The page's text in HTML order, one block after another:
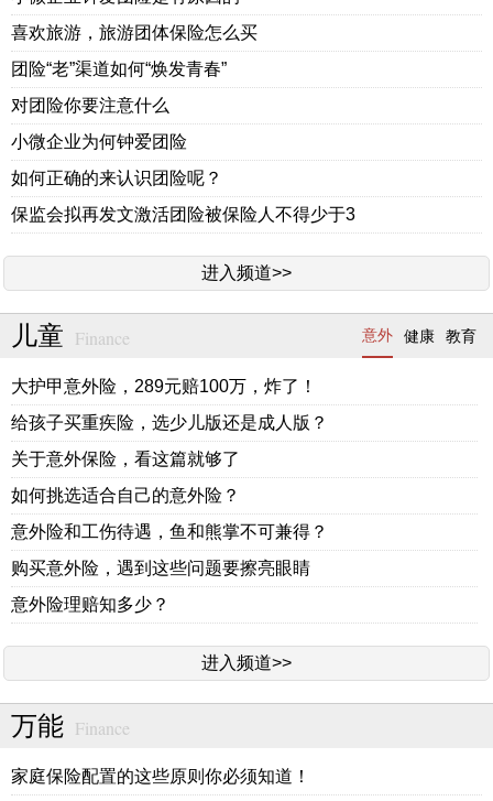
喜欢旅游，旅游团体保险怎么买
团险“老”渠道如何“焕发青春”
对团险你要注意什么
小微企业为何钟爱团险
如何正确的来认识团险呢？
保监会拟再发文激活团险被保险人不得少于3
进入频道>>
儿童 Finance 意外 健康 教育
大护甲意外险，289元赔100万，炸了！
给孩子买重疾险，选少儿版还是成人版？
关于意外保险，看这篇就够了
如何挑选适合自己的意外险？
意外险和工伤待遇，鱼和熊掌不可兼得？
购买意外险，遇到这些问题要擦亮眼睛
意外险理赔知多少？
进入频道>>
万能 Finance
家庭保险配置的这些原则你必须知道！